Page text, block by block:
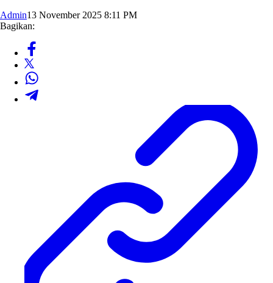
Admin13 November 2025 8:11 PM
Bagikan: